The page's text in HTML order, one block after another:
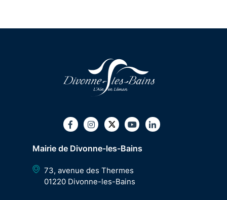
FacebookInstagram
TwitterYoutubeLinkedIn
Mairie de Divonne-les-Bains
73, avenue des Thermes
01220 Divonne-les-Bains